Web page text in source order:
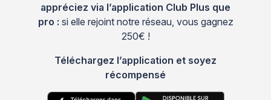
appréciez via l’application Club Plus que
pro : si elle rejoint notre réseau, vous gagnez
250€ !
Téléchargez l’application et soyez
récompensé